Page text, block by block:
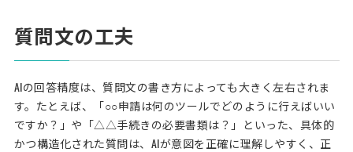
質問文の工夫
AIの回答精度は、質問文の書き方によっても大きく左右されま
す。たとえば、「○○申請は何のツールでどのように行えばいい
ですか？」や「△△手続きの必要書類は？」といった、具体的
かつ構造化された質問は、AIが意図を正確に理解しやすく、正